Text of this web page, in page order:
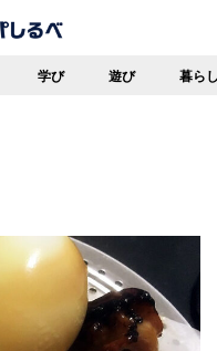
学び 遊び 暮ら